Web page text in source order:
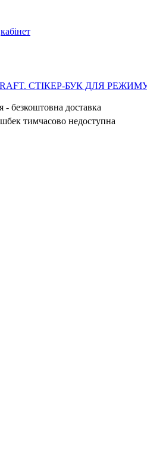
кабінет
СТІКЕР-БУК ДЛЯ РЕЖИМУ
безкоштовна доставка
тимчасово недоступна